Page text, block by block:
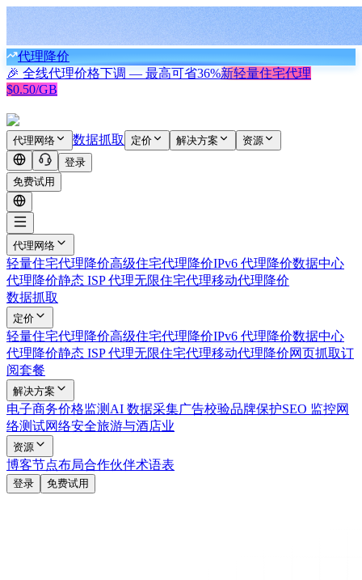
代理降价
🎉 全线代理价格下调 — 最高可省36%新轻量住宅代理
$0.50/GB
代理网络 数据抓取 定价 解决方案
资源
登录
免费试用
代理网络
轻量住宅代理降价高级住宅代理降价IPv6 代理降价数据中心
代理降价静态 ISP 代理无限住宅代理移动代理降价
数据抓取
定价
轻量住宅代理降价高级住宅代理降价IPv6 代理降价数据中心
代理降价静态 ISP 代理无限住宅代理移动代理降价网页抓取订
阅套餐
解决方案
电子商务价格监测 AI 数据采集广告校验品牌保护SEO 监控网
络测试网络安全旅游与酒店业
资源
博客节点布局合作伙伴术语表
登录 免费试用